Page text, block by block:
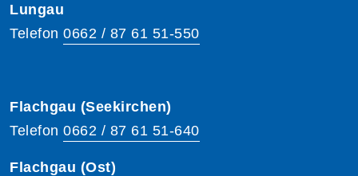
Lungau
Telefon 0662 / 87 61 51-550
Flachgau (Seekirchen)
Telefon 0662 / 87 61 51-640
Flachgau (Ost)